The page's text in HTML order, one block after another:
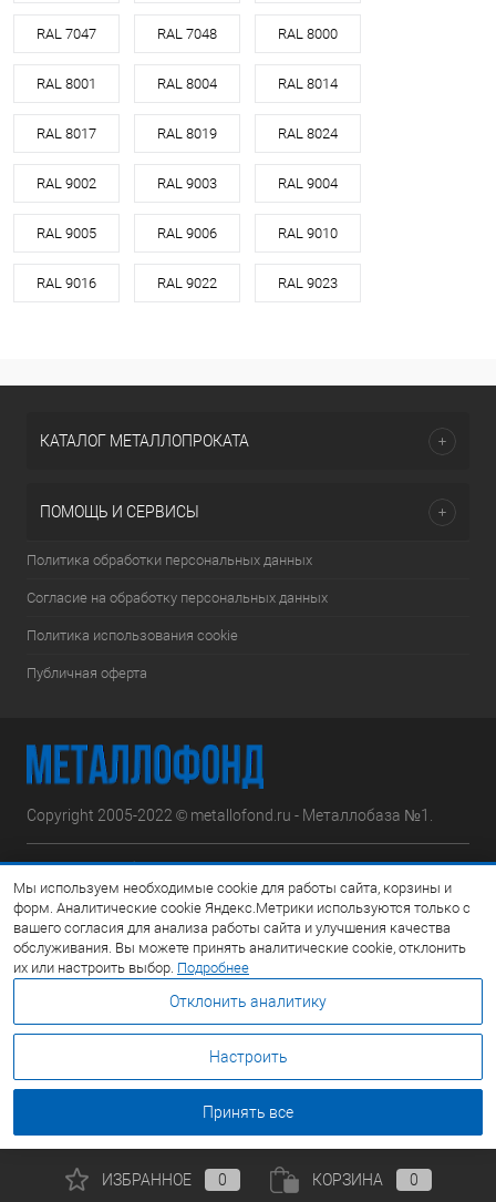
RAL 7047 RAL 7048 RAL 8000
RAL 8001 RAL 8004 RAL 8014
RAL 8017 RAL 8019 RAL 8024
RAL 9002 RAL 9003 RAL 9004
RAL 9005 RAL 9006 RAL 9010
RAL 9016 RAL 9022 RAL 9023
КАТАЛОГ МЕТАЛЛОПРОКАТА
ПОМОЩЬ И СЕРВИСЫ
Политика обработки персональных данных
Согласие на обработку персональных данных
Политика использования cookie
Публичная оферта
Copyright 2005-2022 © metallofond.ru - Металлобаза №1.
Московская область, Ступинский р-н, д.Сотниково,
ул.Железнодорожная, вл.30
Посмотреть на карте
8 (495) 308-42-78
Email:info@metallofond.ru
ИЗБРАННОЕ 0 КОРЗИНА 0
Мы используем необходимые cookie для работы сайта, корзины и
форм. Аналитические cookie Яндекс.Метрики используются только с
вашего согласия для анализа работы сайта и улучшения качества
обслуживания. Вы можете принять аналитические cookie, отклонить
их или настроить выбор. Подробнее
Отклонить аналитику
Настроить
Принять все